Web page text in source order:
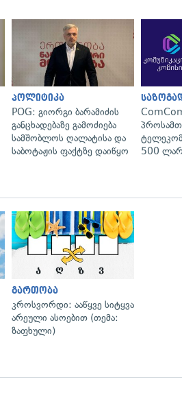
პოლიტიკა
POG: გიორგი ბარამიძის
განცხადებაზე გამოძიება
სამშობლოს ღალატისა და
საბოტაჟის ფაქტზე დაიწყო
500
გართობა
კროსვორდი: ააწყვე სიტყვა
არეული ასოებით (თემა:
ზაფხული)